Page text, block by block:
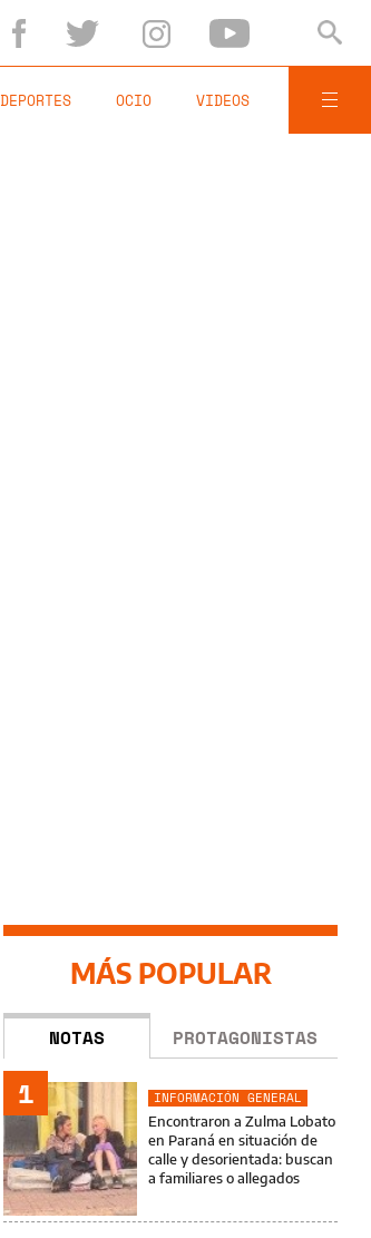
DEPORTES OCIO VIDEOS
MÁS POPULAR
NOTAS PROTAGONISTAS
1
INFORMACIÓN GENERAL
Encontraron a Zulma Lobato
en Paraná en situación de
calle y desorientada: buscan
a familiares o allegados